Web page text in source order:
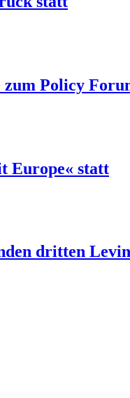
zum Policy
Europe« statt
dritten